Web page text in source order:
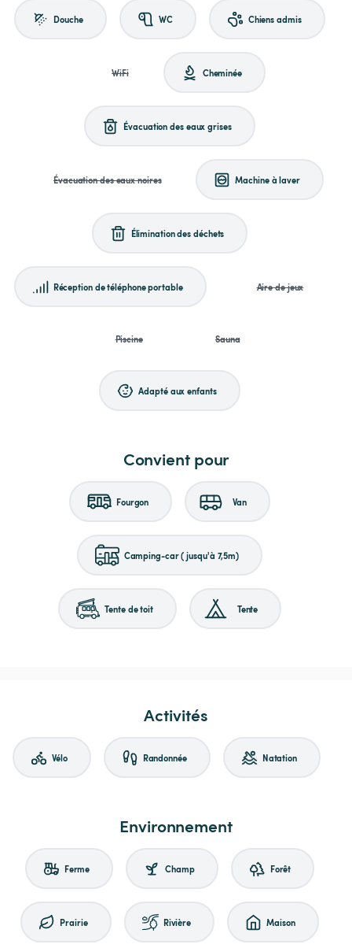
Douche WC Chiens admis
WiFi Cheminée
Évacuation des eaux grises
Évacuation des eaux noires Machine à laver
Élimination des déchets
Réception de téléphone portable Aire de jeux
Piscine Sauna
Adapté aux enfants
Convient pour
Fourgon Van
Camping-car (jusqu'à 7,5m)
Tente de toit Tente
Activités
Vélo Randonnée Natation
Environnement
Ferme Champ Forêt
Prairie Rivière Maison